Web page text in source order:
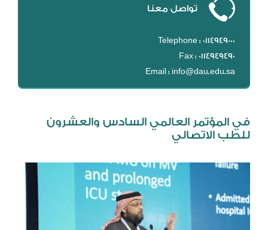
DL
MYAES
تواصل معنا
Telephone : 0114949000
Fax : 0114949490
Email : info@dau.edu.sa
في المؤتمر العالمي السادس والعشرون
للطب الاتصالي